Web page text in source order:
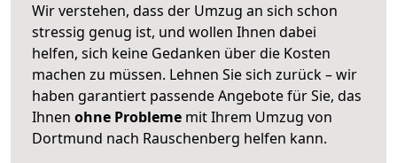
Wir verstehen, dass der Umzug an sich schon
stressig genug ist, und wollen Ihnen dabei
helfen, sich keine Gedanken über die Kosten
machen zu müssen. Lehnen Sie sich zurück – wir
haben garantiert passende Angebote für Sie, das
Ihnen ohne Probleme mit Ihrem Umzug von
Dortmund nach Rauschenberg helfen kann.